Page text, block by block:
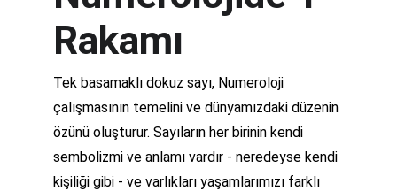
Rakamı
Tek basamaklı dokuz sayı, Numeroloji
çalışmasının temelini ve dünyamızdaki düzenin
özünü oluşturur. Sayıların her birinin kendi
sembolizmi ve anlamı vardır - neredeyse kendi
kişiliği gibi - ve varlıkları yaşamlarımızı farklı